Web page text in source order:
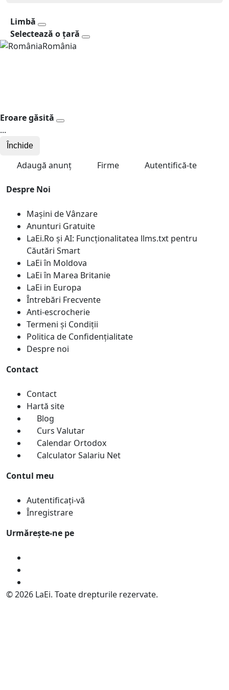
Limbă
Selectează o țară
România
Eroare găsită
...
Închide
Adaugă anunț Firme Autentifică-te
Despre Noi
Mașini de Vânzare
Anunturi Gratuite
LaEi.Ro și AI: Funcționalitatea llms.txt pentru
Căutări Smart
LaEi în Moldova
LaEi în Marea Britanie
LaEi in Europa
Întrebări Frecvente
Anti-escrocherie
Termeni și Condiții
Politica de Confidențialitate
Despre noi
Contact
Contact
Hartă site
Blog
Curs Valutar
Calendar Ortodox
Calculator Salariu Net
Contul meu
Autentificați-vă
Înregistrare
Urmărește-ne pe
© 2026 LaEi. Toate drepturile rezervate.